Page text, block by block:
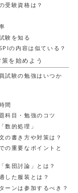
受験資格は？
験を知る
の内容は似ている？
を始めよう
試験の勉強はいつか
間
科目・勉強のコツ
数的処理」
の書き方や対策は？
の重要なポイントと
集団討論」とは？
した服装とは？
ーンは参加するべき？